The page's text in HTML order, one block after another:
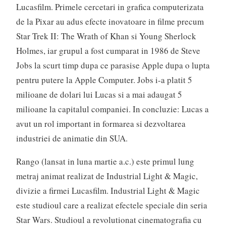
Lucasfilm. Primele cercetari in grafica computerizata
de la Pixar au adus efecte inovatoare in filme precum
Star Trek II: The Wrath of Khan si Young Sherlock
Holmes, iar grupul a fost cumparat in 1986 de Steve
Jobs la scurt timp dupa ce parasise Apple dupa o lupta
pentru putere la Apple Computer. Jobs i-a platit 5
milioane de dolari lui Lucas si a mai adaugat 5
milioane la capitalul companiei. In concluzie: Lucas a
avut un rol important in formarea si dezvoltarea
industriei de animatie din SUA.
Rango (lansat in luna martie a.c.) este primul lung
metraj animat realizat de Industrial Light & Magic,
divizie a firmei Lucasfilm. Industrial Light & Magic
este studioul care a realizat efectele speciale din seria
Star Wars. Studioul a revolutionat cinematografia cu